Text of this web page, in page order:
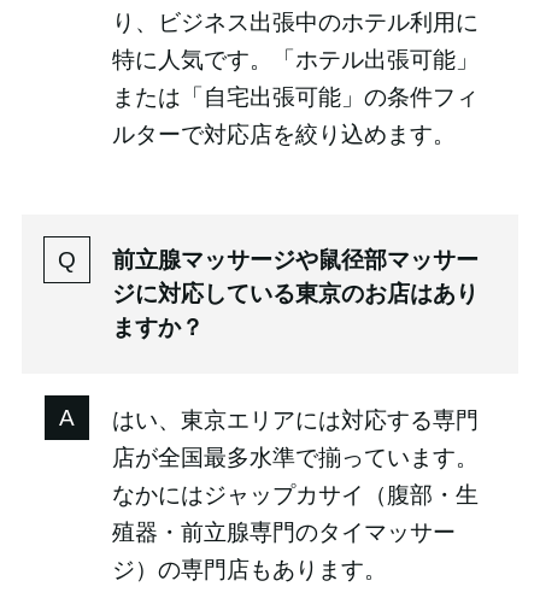
り、ビジネス出張中のホテル利用に
特に人気です。「ホテル出張可能」
または「自宅出張可能」の条件フィ
ルターで対応店を絞り込めます。
前立腺マッサージや鼠径部マッサー
ジに対応している東京のお店はあり
ますか？
はい、東京エリアには対応する専門
店が全国最多水準で揃っています。
なかにはジャップカサイ（腹部・生
殖器・前立腺専門のタイマッサー
ジ）の専門店もあります。